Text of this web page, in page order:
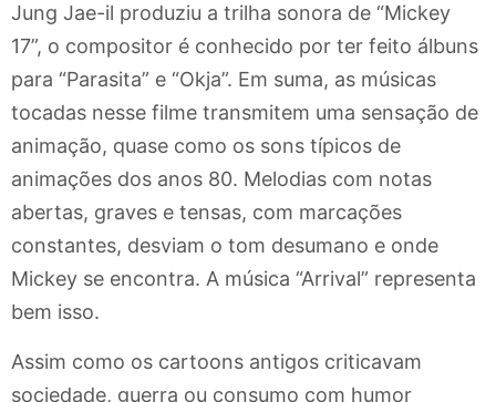
Jung Jae-il produziu a trilha sonora de “Mickey
17”, o compositor é conhecido por ter feito álbuns
para “Parasita” e “Okja”. Em suma, as músicas
tocadas nesse filme transmitem uma sensação de
animação, quase como os sons típicos de
animações dos anos 80. Melodias com notas
abertas, graves e tensas, com marcações
constantes, desviam o tom desumano e onde
Mickey se encontra. A música “Arrival” representa
bem isso.
Assim como os cartoons antigos criticavam
sociedade, guerra ou consumo com humor